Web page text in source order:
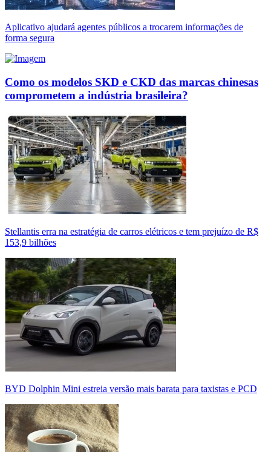
Aplicativo ajudará agentes públicos a trocarem informações de
forma segura
Como os modelos SKD e CKD das marcas chinesas
comprometem a indústria brasileira?
Stellantis erra na estratégia de carros elétricos e tem prejuízo de R$
153,9 bilhões
BYD Dolphin Mini estreia versão mais barata para taxistas e PCD